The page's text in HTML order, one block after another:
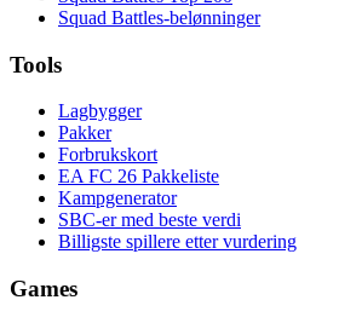
Squad Battles-belønninger
Tools
Lagbygger
Pakker
Forbrukskort
EA FC 26 Pakkeliste
Kampgenerator
SBC-er med beste verdi
Billigste spillere etter vurdering
Games